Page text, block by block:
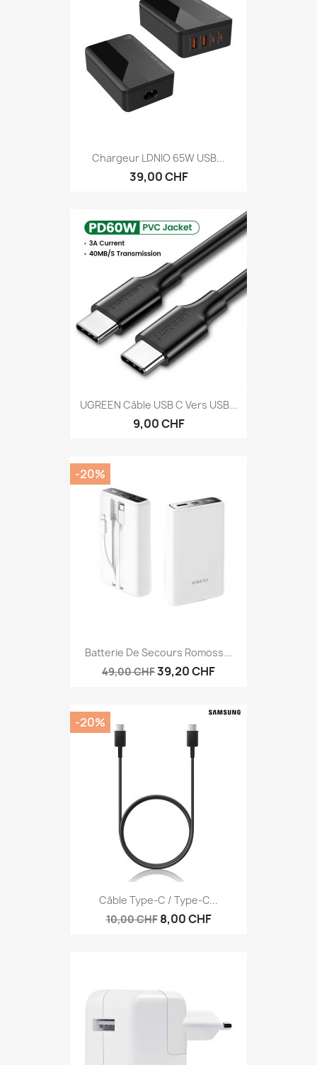
Chargeur LDNIO 65W USB...
39,00 CHF
UGREEN Câble USB C Vers USB...
9,00 CHF
Batterie De Secours Romoss...
49,00 CHF39,20 CHF
-20%
Câble Type-C / Type-C...
10,00 CHF 8,00 CHF
-20%